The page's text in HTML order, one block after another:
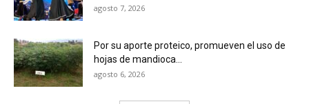
agosto 7, 2026
Por su aporte proteico, promueven el uso de
hojas de mandioca...
agosto 6, 2026